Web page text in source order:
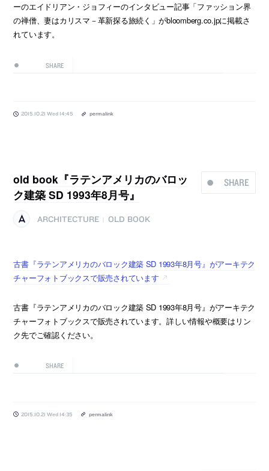
ーのエイドリアン・ジョフィーのインタビュー記事「ファッション界
の禅僧、妻はカリスマ－革新探る旅続く」がbloomberg.co.jpに掲載さ
れています。
SHARE
2015.10.21 Wed 14:45 permalink
SHARE
old book『ラテンアメリカのバロッ
ク建築 SD 1993年8月号』
ARCHITECTURE OLD BOOK
古書『ラテンアメリカのバロック建築 SD 1993年8月号』がアーキテク
チャーフォトブックスで販売されています
古書『ラテンアメリカのバロック建築 SD 1993年8月号』がアーキテク
チャーフォトブックスで販売されています。詳しい情報や概要はリン
ク先でご確認ください。
SHARE
2015.10.21 Wed 14:35 permalink